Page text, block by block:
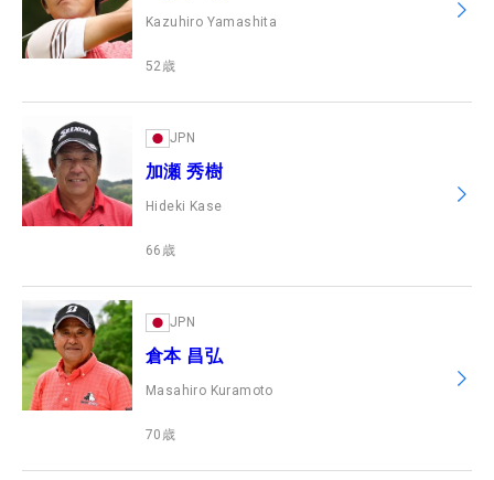
Kazuhiro Yamashita
52歳
JPN
加瀬 秀樹
Hideki Kase
66 歳
JPN
倉本 昌弘
Masahiro Kuramoto
70 歳